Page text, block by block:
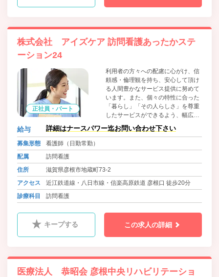
株式会社 アイズケア 訪問看護あったかステ
ーション24
正社員・パート
利用者の方々への配慮に心がけ、信
頼感・倫理観を持ち、安心して頂け
る人間豊かなサービス提供に努めて
います。また、個々の特性に合った
「暮らし」「その人らしさ」を尊重
したサービスができるよう、幅広い
専門知識を習得し、知性・感性を高
めています。
給与 詳細はナースパワー迄お問い合わせ下さい
募集形態
看護師（日勤常勤）
配属
訪問看護
住所
滋賀県彦根市地蔵町73-2
アクセス
近江鉄道線・八日市線・信楽高原鉄道 彦根口 徒歩20分
診療科目
訪問看護
キープする この求人の詳細
医療法人 恭昭会 彦根中央リハビリテーショ